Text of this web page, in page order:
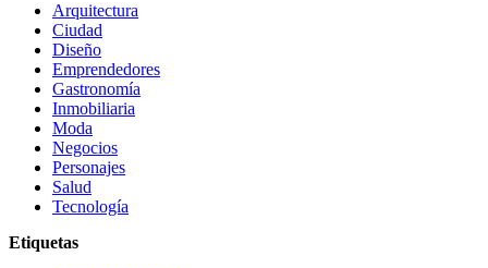
Arquitectura
Ciudad
Diseño
Emprendedores
Gastronomía
Inmobiliaria
Moda
Negocios
Personajes
Salud
Tecnología
Etiquetas